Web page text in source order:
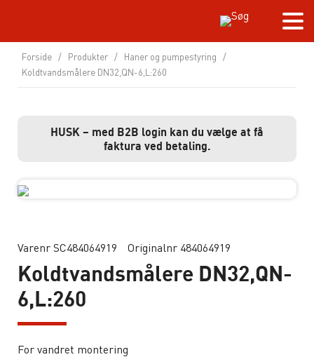
Forside / Produkter / Haner og pumpestyring /
Koldtvandsmålere DN32,QN-6,L:260
HUSK – med B2B login kan du vælge at få
faktura ved betaling.
Varenr SC484064919 Originalnr 484064919
Koldtvandsmålere DN32,QN-
6,L:260
For vandret montering